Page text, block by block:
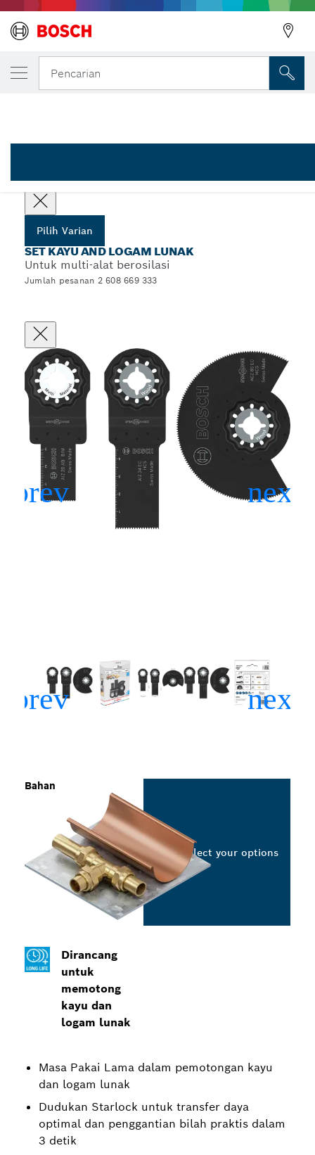
Pencarian
Pilih Varian
SET KAYU AND LOGAM LUNAK
Untuk multi-alat berosilasi
Jumlah pesanan 2 608 669 333
Dirancang
untuk
memotong
kayu dan
logam lunak
Masa Pakai Lama dalam pemotongan kayu
dan logam lunak
Dudukan Starlock untuk transfer daya
optimal dan penggantian bilah praktis dalam
3 detik
Bahan
Select your options
VARIAN PILIHAN ANDA
Set Bilah Kayu and Logam Lunak, 3 buah
2 608 669 333